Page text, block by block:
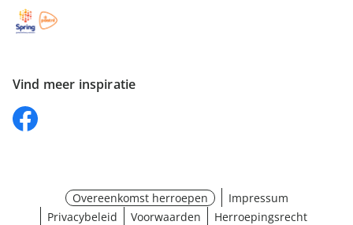
Vind meer inspiratie
Overeenkomst herroepen
Impressum
Privacybeleid
Voorwaarden
Herroepingsrecht